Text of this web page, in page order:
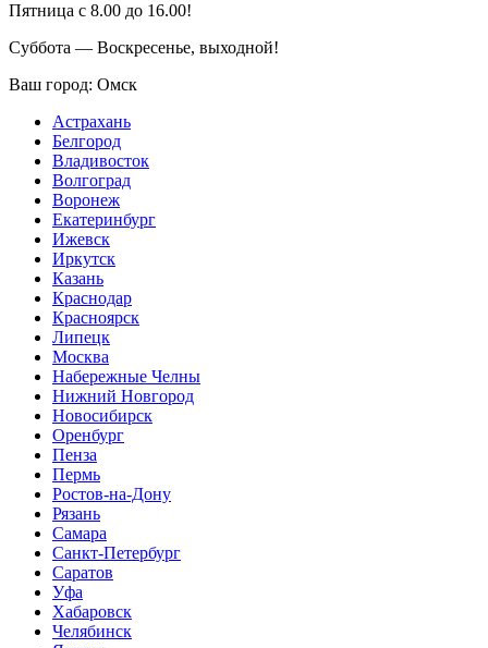
Пятница с 8.00 до 16.00!
Суббота — Воскресенье, выходной!
Ваш город: Омск
Астрахань
Белгород
Владивосток
Волгоград
Воронеж
Екатеринбург
Ижевск
Иркутск
Казань
Краснодар
Красноярск
Липецк
Москва
Набережные Челны
Нижний Новгород
Новосибирск
Оренбург
Пенза
Пермь
Ростов-на-Дону
Рязань
Самара
Санкт-Петербург
Саратов
Уфа
Хабаровск
Челябинск